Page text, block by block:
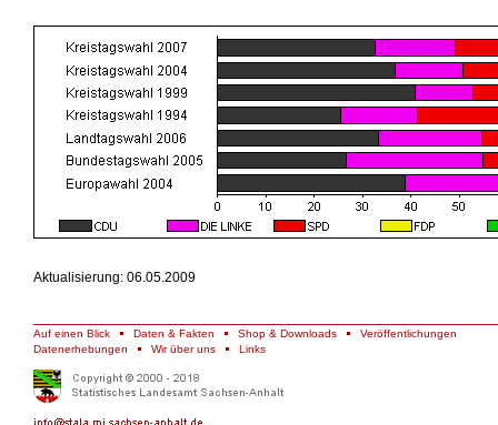
Aktualisierung: 06.05.2009
Auf einen Blick Daten & Fakten Shop & Downloads
Veröffentlichungen
Datenerhebungen
Wir über uns Links